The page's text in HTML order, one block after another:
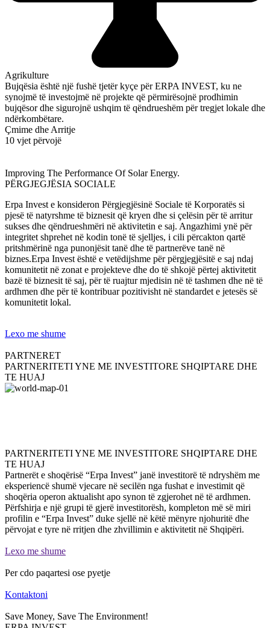
Agrikulture
Bujqësia është një fushë tjetër kyçe për ERPA INVEST, ku ne
synojmë të investojmë në projekte që përmirësojnë prodhimin
bujqësor dhe sigurojnë ushqim të qëndrueshëm për tregjet lokale dhe
ndërkombëtare.
Çmime dhe Arritje
10 vjet përvojë
Improving The Performance Of Solar Energy.
PËRGJEGJËSIA SOCIALE
Erpa Invest e konsideron Përgjegjësinë Sociale të Korporatës si
pjesë të natyrshme të biznesit që kryen dhe si çelësin për të arritur
sukses dhe qëndrueshmëri në aktivitetin e saj. Angazhimi ynë për
integritet shprehet në kodin tonë të sjelljes, i cili përcakton qartë
pritshmërinë nga punonjësit tanë dhe të partnerëve tanë në
biznes.Erpa Invest është e vetëdijshme për përgjegjësitë e saj ndaj
komunitetit në zonat e projekteve dhe do të shkojë përtej aktivitetit
bazë të biznesit të saj, për të ruajtur mjedisin në të tashmen dhe në të
ardhmen dhe për të kontribuar pozitivisht në standardet e jetesës së
komunitetit lokal.
Lexo me shume
PARTNERET
PARTNERITETI YNE ME INVESTITORE SHQIPTARE DHE
TE HUAJ
PARTNERITETI YNE ME INVESTITORE SHQIPTARE DHE
TE HUAJ
Partnerët e shoqërisë “Erpa Invest” janë investitorë të ndryshëm me
eksperiencë shumë vjecare në secilën nga fushat e investimit që
shoqëria operon aktualisht apo synon të zgjerohet në të ardhmen.
Përfshirja e një grupi të gjerë investitorësh, kompleton më së miri
profilin e “Erpa Invest” duke sjellë në këtë mënyre njohuritë dhe
përvojat e tyre në rritjen dhe zhvillimin e aktivitetit në Shqipëri.
Lexo me shume
Per cdo paqartesi ose pyetje
Kontaktoni
Save Money, Save The Environment!